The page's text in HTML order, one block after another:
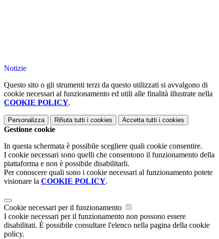
Notizie
Questo sito o gli strumenti terzi da questo utilizzati si avvalgono di
cookie necessari al funzionamento ed utili alle finalità illustrate nella
COOKIE POLICY.
Personalizza Rifiuta tutti i cookies Accetta tutti i cookies
Gestione cookie
In questa schermata è possibile scegliere quali cookie consentire.
I cookie necessari sono quelli che consentono il funzionamento della
piattaforma e non è possibile disabilitarli.
Per conoscere quali sono i cookie necessari al funzionamento potete
visionare la COOKIE POLICY.
Cookie necessari per il funzionamento
I cookie necessari per il funzionamento non possono essere
disabilitati. È possibile consultare l'elenco nella pagina della cookie
policy.